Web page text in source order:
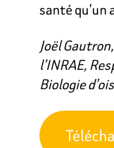
santé qu’un
Joël
l’INRAE,
Biologie